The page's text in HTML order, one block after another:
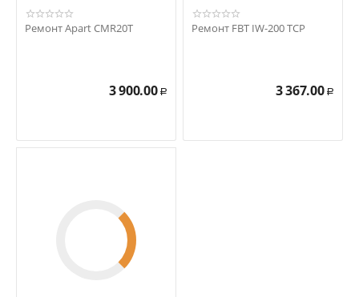
Ремонт Apart CMR20T
3 900.00 Р
Ремонт FBT IW-200 TCP
3 367.00 Р